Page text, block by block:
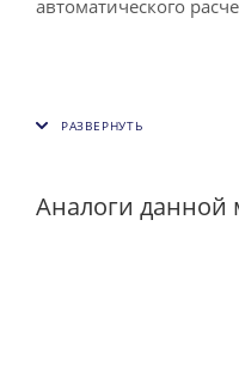
автоматического
Аналоги данной